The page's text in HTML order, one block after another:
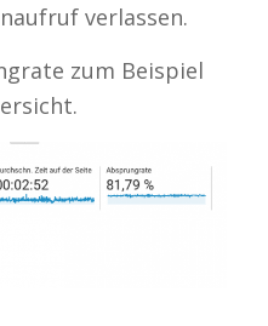
verlassen.
zum Beispiel